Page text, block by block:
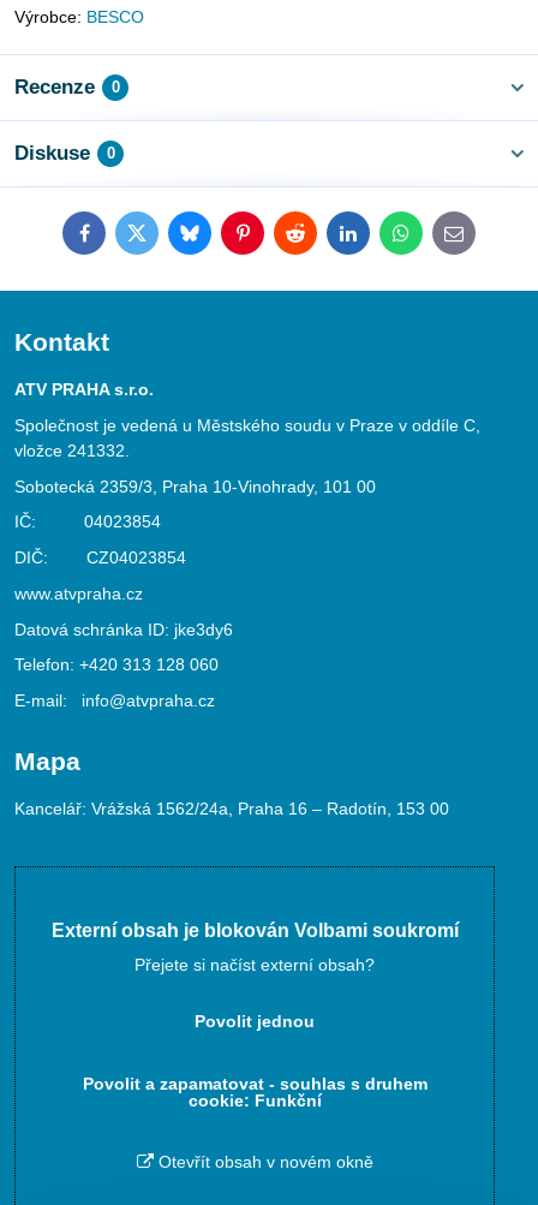
Výrobce: BESCO
Recenze 0
Diskuse 0
FacebookTwitterBlueskyPinterestRedditLinkedInWhatsApp
E-
mail
Kontakt
ATV PRAHA s.r.o.
Společnost je vedená u Městského soudu v Praze v oddíle C,
vložce 241332.
Sobotecká 2359/3, Praha 10-Vinohrady, 101 00
IČ: 04023854
DIČ: CZ04023854
www.atvpraha.cz
Datová schránka ID: jke3dy6
Telefon: +420 313 128 060
E-mail: info@atvpraha.cz
Mapa
Kancelář: Vrážská 1562/24a, Praha 16 – Radotín, 153 00
Externí obsah je blokován Volbami soukromí
Přejete si načíst externí obsah?
Povolit jednou
Povolit a zapamatovat - souhlas s druhem
cookie: Funkční
Otevřít obsah v novém okně